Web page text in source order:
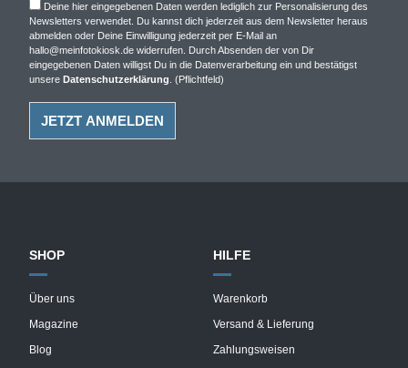
Deine hier eingegebenen Daten werden lediglich zur Personalisierung des
Newsletters verwendet. Du kannst dich jederzeit aus dem Newsletter heraus
abmelden oder Deine Einwilligung jederzeit per E-Mail an
hallo@meinfotokiosk.de widerrufen. Durch Absenden der von Dir
eingegebenen Daten willigst Du in die Datenverarbeitung ein und bestätigst
unsere Datenschutzerklärung . (Pflichtfeld)
SHOP
Über uns
Magazine
Blog
HILFE
Warenkorb
Versand & Lieferung
Zahlungsweisen